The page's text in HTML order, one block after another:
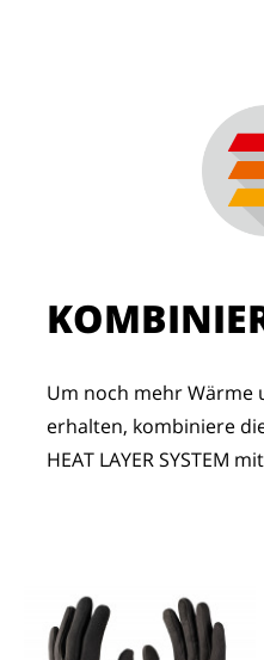
Um noch mehr Wärme
erhalten, kombiniere
HEAT LAYER SYSTEM